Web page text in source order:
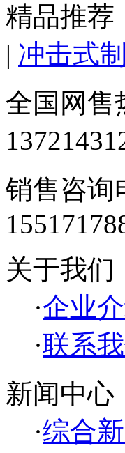
精品推荐
| 冲击式
全国网售
销售咨询
关于我们
·企业
·联系
新闻中心
·综合